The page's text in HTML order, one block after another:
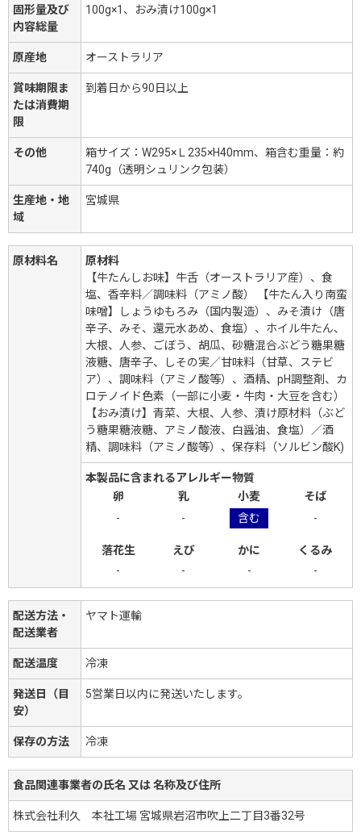
固形量及び
内容総量
100g×1、おみ漬け100g×1
原産地 オーストラリア
賞味期限ま
たは消費期
限
到着日から90日以上
その他
箱サイズ：W295×Ｌ235×H40mm、箱含む重量：約
740g（透明シュリンク包装）
生産地・地
域
宮城県
原材料名
原材料
【牛たんしお味】牛舌（オーストラリア産）、食
塩、香辛料／調味料（アミノ酸） 【牛たん入り南蛮
味噌】しょうゆもろみ（国内製造）、みそ漬け（唐
辛子、みそ、還元水あめ、食塩）、ホイル牛たん、
大根、人参、ごぼう、胡瓜、砂糖混合ぶどう糖果糖
液糖、唐辛子、しその実／甘味料（甘草、ステビ
ア）、調味料（アミノ酸等）、酒精、pH調整剤、カ
ロテノイド色素（一部に小麦・牛肉・大豆を含む）
【おみ漬け】青菜、大根、人参、漬け原材料（ぶど
う糖果糖液糖、アミノ酸液、白醤油、食塩）／酒
精、調味料（アミノ酸等）、保存料（ソルビン酸K)
本製品に含まれるアレルギー物質
卵
乳 小麦
そば
-
- 含む -
落花生 えび かに
くるみ
-
- - -
配送方法・
配送業者
ヤマト運輸
配送温度 冷凍
発送日（目
安）
5営業日以内に発送いたします。
保存の方法 冷凍
食品関連事業者の氏名 又は 名称及び住所
株式会社利久 本社工場 宮城県岩沼市吹上二丁目3番32号